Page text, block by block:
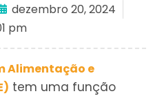
dezembro 20, 2024
pm
Alimentação e
tem uma função